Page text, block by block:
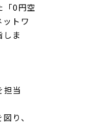
「0円空
トワ
ま
当
り、